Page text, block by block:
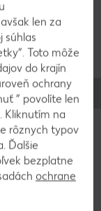
a
hrušky,
omáčkou
len za
súhlas
Toto môže
do krajín
ochrany
” povolíte len
Kliknutím na
rôznych typov
Ďalšie
bezplatne
ochrane